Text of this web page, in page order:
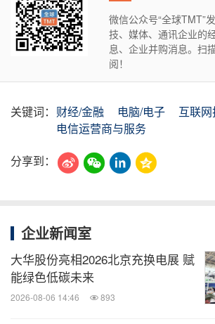
微信公众号“全球TMT”
技、媒体、通讯企业的
息、企业并购消息。扫
阅！
关键词： 财经/金融 电脑/电子 互联
电信运营商与服务
分享到：
企业新闻室
大华股份亮相2026北京充换电展 赋
能绿色低碳未来
2026-08-06 14:46 893